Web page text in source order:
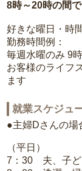
8時～20時の間
好きな曜日・時
勤務時間例：
毎週水曜のみ 9
お客様のライフ
ます
就業スケジュ
●主婦Dさんの場
（平日）
7：30 夫、子ど